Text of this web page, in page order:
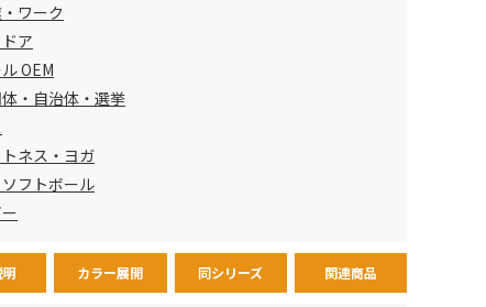
ワーク
ア
OEM
・自治体・選挙
ネス・ヨガ
フトボール
カラー展開 同シリーズ 関連商品